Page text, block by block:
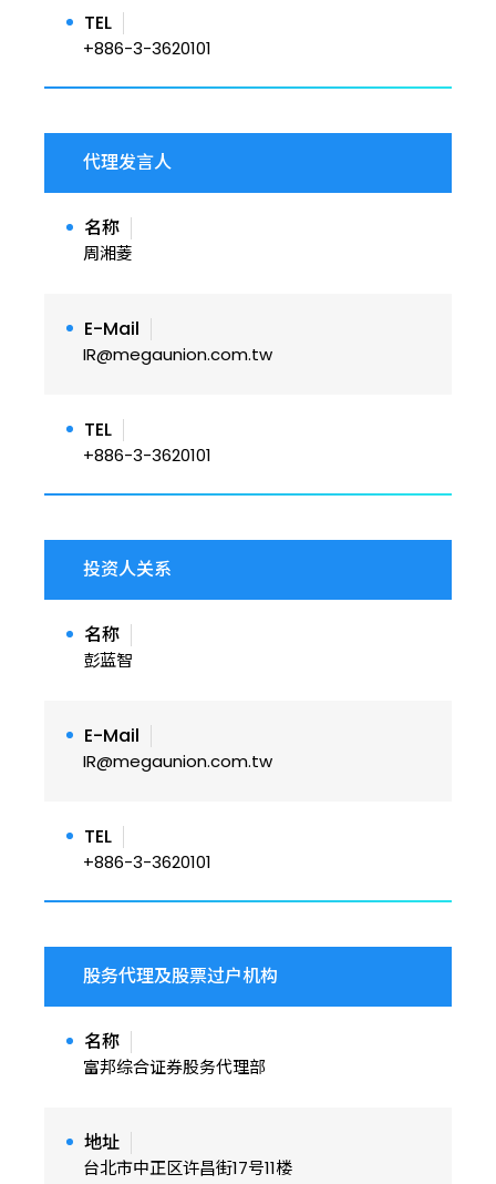
TEL
+886-3-3620101
代理发言人
名称
周湘菱
E-Mail
IR@megaunion.com.tw
TEL
+886-3-3620101
投资人关系
名称
彭蓝智
E-Mail
IR@megaunion.com.tw
TEL
+886-3-3620101
股务代理及股票过户机构
名称
富邦综合证券股务代理部
地址
台北市中正区许昌街17号11楼